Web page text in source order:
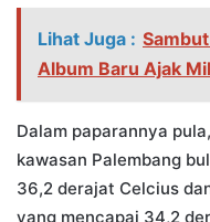
Lihat Juga :
Album Baru Ajak
Dalam paparannya
kawasan Palembang
36,2 derajat Celcius
yang mencapai 34,2